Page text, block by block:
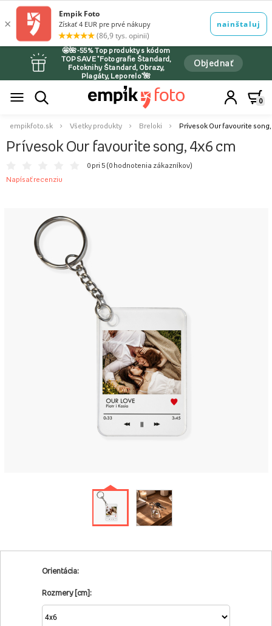
🤩🌺-55% Top produkty s kódom
TOPSAVE *Fotografie Štandard,
Fotoknihy Štandard, Obrazy,
Plagáty, Leporelo*🌺
Objednať
0
empikfoto.sk Všetky produkty Breloki Prívesok Our favourite song,
Prívesok Our favourite song, 4x6 cm
0 pri 5 (0 hodnotenia zákazníkov)
Napísať recenziu
Orientácia:
Rozmery [cm]: